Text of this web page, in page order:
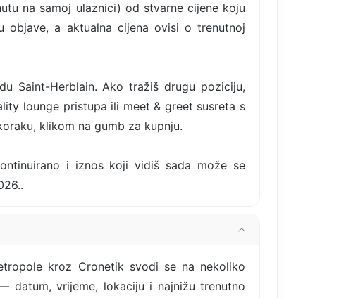
na samoj ulaznici) od stvarne cijene koju
a aktualna cijena ovisi o trenutnoj
Saint-Herblain. Ako tražiš drugu poziciju,
lounge pristupa ili meet & greet susreta s
klikom na gumb za kupnju.
i iznos koji vidiš sada može se
kroz Cronetik svodi se na nekoliko
datum, vrijeme, lokaciju i najnižu trenutno